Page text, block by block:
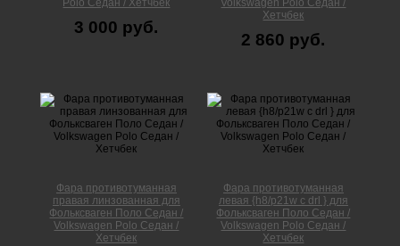
Polo Седан / Хетчбек
3 000 руб.
Volkswagen Polo Седан /
Хетчбек
2 860 руб.
Фара противотуманная
правая линзованная для
Фольксваген Поло Cедан /
Volkswagen Polo Седан /
Хетчбек
Фара противотуманная
левая {h8/p21w с drl } для
Фольксваген Поло Cедан /
Volkswagen Polo Седан /
Хетчбек